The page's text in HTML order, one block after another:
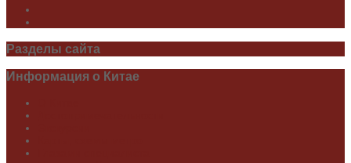
Разделы сайта
Информация о Китае